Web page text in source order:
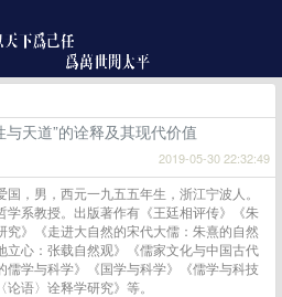
与天道”的诠释及其现代价值
2019-05-30 22:32:49
国，男，西元一九五五年生，浙江宁波人。
学系教授。出版著作有《王廷相评传》《朱
究》《走进大自然的宋代大儒：朱熹的自然
立心：张载自然观》《儒家文化与中国古代
儒学与科学》《国学与科学》《儒学与科技
语〉诠释学研究》等。